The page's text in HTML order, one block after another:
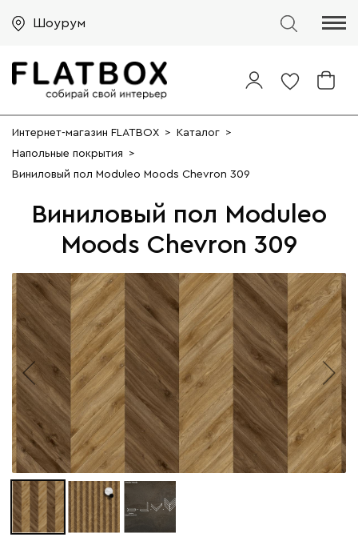
Шоурум
Интернет-магазин FLATBOX > Каталог >
Напольные покрытия
>
Виниловый пол Moduleo Moods Chevron 309
Виниловый пол Moduleo
Moods Chevron 309